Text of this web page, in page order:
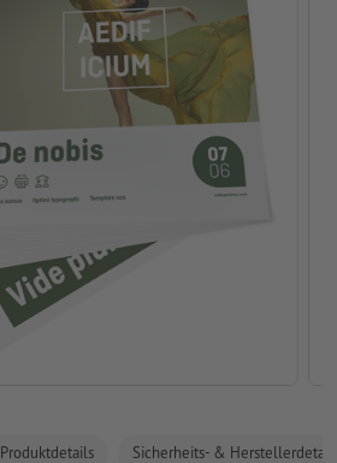
Produktdetails Sicherheits- &